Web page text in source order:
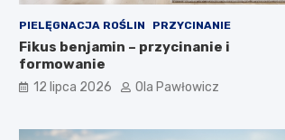
PIELĘGNACJA ROŚLIN PRZYCINANIE
Fikus benjamin – przycinanie i
formowanie
12 lipca 2026 Ola Pawłowicz